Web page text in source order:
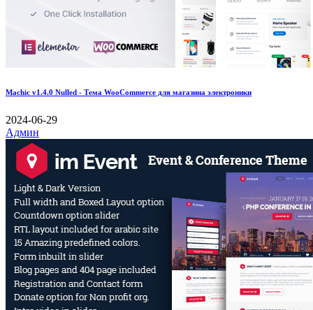
Machic v1.4.0 Nulled - Тема WooCommerce для магазина электроники
2024-06-29
Админ